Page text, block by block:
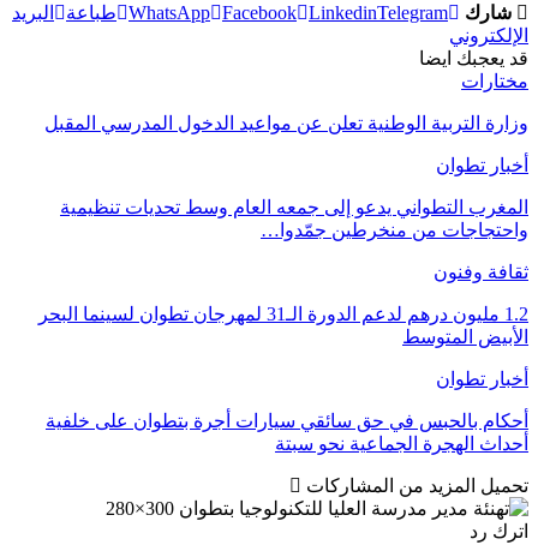
شارك WhatsApp Facebook LinkedinTelegram طباعة
البريد
الإلكتروني
قد يعجبك ايضا
مختارات
وزارة التربية الوطنية تعلن عن مواعيد الدخول المدرسي المقبل
أخبار تطوان
المغرب التطواني يدعو إلى جمعه العام وسط تحديات تنظيمية
واحتجاجات من منخرطين جمّدوا…
ثقافة وفنون
1.2 مليون درهم لدعم الدورة الـ31 لمهرجان تطوان لسينما البحر
الأبيض المتوسط
أخبار تطوان
أحكام بالحبس في حق سائقي سيارات أجرة بتطوان على خلفية
أحداث الهجرة الجماعية نحو سبتة
تحميل المزيد من المشاركات
اترك رد